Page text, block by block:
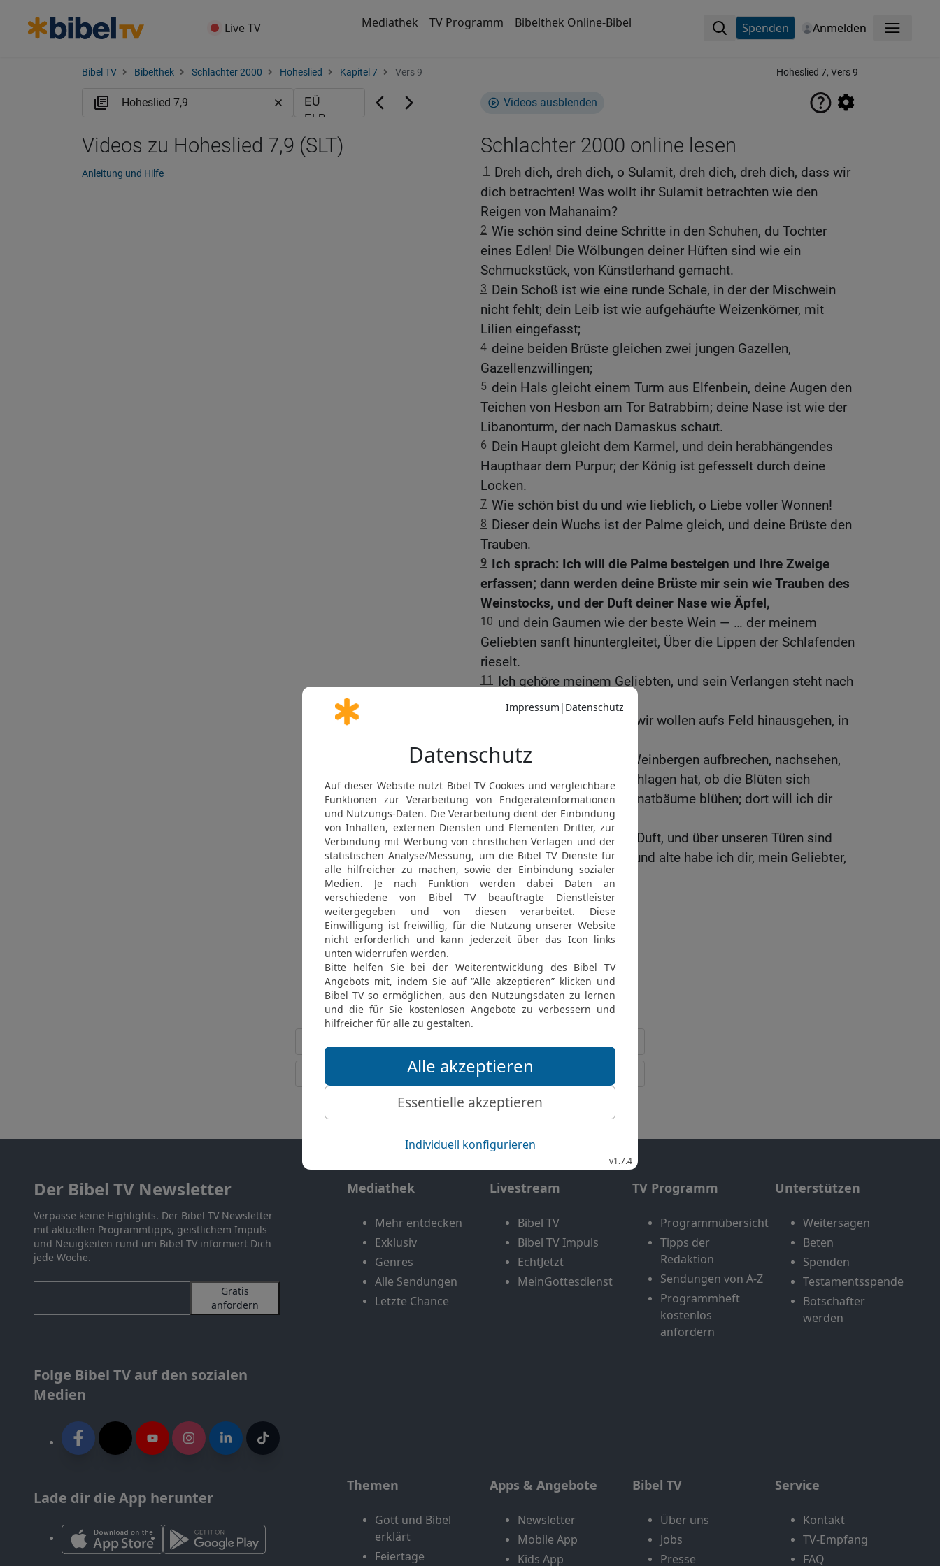
Live TV Mediathek TV Programm Bibelthek Online-Bibel Spenden Anmelden Menü
Bibel TV Bibelthek Schlachter 2000 Hoheslied Kapitel 7 Vers 9 Hoheslied 7, Vers 9
Videos ausblenden
Schlachter 2000 online lesen
1 Dreh dich, dreh dich, o Sulamit, dreh dich, dreh dich, dass wir
dich betrachten! Was wollt ihr Sulamit betrachten wie den
Reigen von Mahanaim?
2 Wie schön sind deine Schritte in den Schuhen, du Tochter
eines Edlen! Die Wölbungen deiner Hüften sind wie ein
Schmuckstück, von Künstlerhand gemacht.
3 Dein Schoß ist wie eine runde Schale, in der der Mischwein
nicht fehlt; dein Leib ist wie aufgehäufte Weizenkörner, mit
Lilien eingefasst;
4 deine beiden Brüste gleichen zwei jungen Gazellen,
Gazellenzwillingen;
5 dein Hals gleicht einem Turm aus Elfenbein, deine Augen den
Teichen von Hesbon am Tor Batrabbim; deine Nase ist wie der
Libanonturm, der nach Damaskus schaut.
6 Dein Haupt gleicht dem Karmel, und dein herabhängendes
Haupthaar dem Purpur; der König ist gefesselt durch deine
Locken.
7 Wie schön bist du und wie lieblich, o Liebe voller Wonnen!
8 Dieser dein Wuchs ist der Palme gleich, und deine Brüste den
Trauben.
9 Ich sprach: Ich will die Palme besteigen und ihre Zweige
erfassen; dann werden deine Brüste mir sein wie Trauben des
Weinstocks, und der Duft deiner Nase wie Äpfel,
10 und dein Gaumen wie der beste Wein — … der meinem
Geliebten sanft hinuntergleitet, Über die Lippen der Schlafenden
rieselt.
11 Ich gehöre meinem Geliebten, und sein Verlangen steht nach
Komm, mein Geliebter, wir wollen aufs Feld hinausgehen, in
13 wir wollen früh zu den Weinbergen aufbrechen, nachsehen,
ob der Weinstock ausgeschlagen hat, ob die Blüten sich
geöffnet haben, ob die Granatbäume blühen; dort will ich dir
meine Liebe schenken!
14 Die Alraunen verbreiten Duft, und über unseren Türen sind
allerlei edle Früchte; neue und alte habe ich dir, mein Geliebter,
aufbewahrt!
© 2000 Genfer Bibelgesellschaft
Videos zu Hoheslied 7,9 (SLT)
Anleitung und Hilfe
Möchtest du uns Feedback geben?
Bewertung der Bibelthek
FEEDBACK SENDEN
Der Bibel TV Newsletter
Verpasse keine Highlights. Der Bibel TV Newsletter
mit aktuellen Programmtipps, geistlichem Impuls
und Neuigkeiten rund um Bibel TV informiert Dich
jede Woche.
Gratis
anfordern
Folge Bibel TV auf den sozialen
Medien
Lade dir die App herunter
Mediathek
Mehr entdecken
Exklusiv
Genres
Alle Sendungen
Letzte Chance
Livestream
Bibel TV
Bibel TV Impuls
EchtJetzt
MeinGottesdienst
TV Programm
Programmübersicht
Tipps der
Redaktion
Sendungen von A-Z
Programmheft
kostenlos
anfordern
Unterstützen
Weitersagen
Beten
Spenden
Testamentsspende
Botschafter
werden
Themen
Gott und Bibel
erklärt
Feiertage
Apps & Angebote
Newsletter
Mobile App
Kids App
Bibel TV
Über uns
Jobs
Presse
Service
Kontakt
TV-Empfang
FAQ